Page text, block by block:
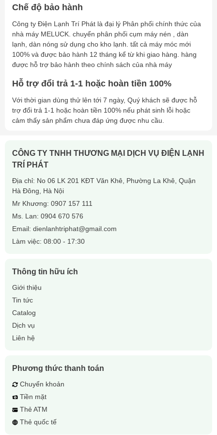
gốc xuất xứ rõ ràng.
📦Hàng luôn có sẵn– Đáp ứng nhu cầu lắp đặt nhanh
chóng.
⚙Bảo hành dài hạn– Chế độ bảo hành chính hãng, hỗ trợ
kỹ thuật tận tâm.
📞Tư vấn miễn phí– Đội ngũ chuyên gia sẵn sàng hỗ trợ lựa
chọn sản phẩm phù hợp.
5. Liên hệ ngay để nhận báo giá tốt nhất!
🏢CÔNG TY TRÍ PHÁT– Nhà nhập khẩu & phân phối dàn
lạnh Donghwawin chính hãng.
Dàn lạnh Donghwawin DUTA Series
Chế độ bảo hành
Công ty Điện Lạnh Trí Phát là đại lý Phân phối chính thức của
nhà máy MELUCK. chuyển phân phối cụm máy nén , dàn
lạnh, dàn nóng sử dụng cho kho lạnh. tất cả máy móc mới
100% và được bảo hành 12 tháng kể từ khi giao hàng. hàng
được hỗ trợ bảo hành theo chính sách của nhà máy
Hỗ trợ đổi trả 1-1 hoặc hoàn tiền 100%
Với thời gian dùng thử lên tới 7 ngày, Quý khách sẽ được hỗ
trợ đổi trả 1-1 hoặc hoàn tiền 100% nếu phát sinh lỗi hoặc
cảm thấy sản phẩm chưa đáp ứng được nhu cầu.
CÔNG TY TNHH THƯƠNG MẠI DỊCH VỤ ĐIỆN LẠNH
TRÍ PHÁT
Địa chỉ: No 06 LK 201 KĐT Văn Khê, Phường La Khê, Quận
Hà Đông, Hà Nội
Mr Khương: 0907 157 111
Ms. Lan: 0904 670 576
Email: dienlanhtriphat@gmail.com
Làm việc: 08:00 - 17:30
Thông tin hữu ích
Giới thiệu
Tin tức
Catalog
Dịch vụ
Liên hệ
Phương thức thanh toán
Chuyển khoản
Tiền mặt
Thẻ ATM
Thẻ quốc tế